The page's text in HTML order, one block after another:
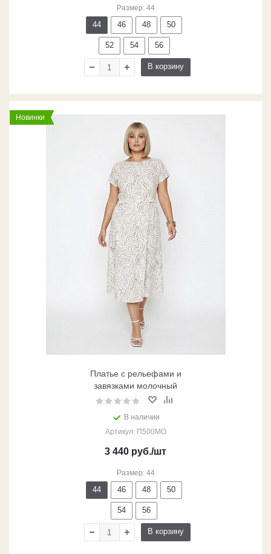
Размер: 44
44 46 48 50
52 54 56
В корзину
Новинки
Платье с рельефами и
завязками молочный
В наличии
Артикул: П500МО
3 440 руб./шт
Размер: 44
44 46 48 50
54 56
В корзину